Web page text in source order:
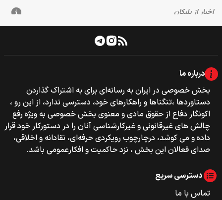
درباره ما
بخش خصوصی‌‌ در ایران به رسانه‌ای برای به اشتراک گذاردن
دستاوردها ،تنگناها و راهکارهای خود، دسترسی ندارد، از این رو ،
اکونگار دفاع از حقوق مادی و معنوی بخش خصوصی به ویژه رفع
چالش های غیرقانونی و غیرکارشناسی آنان را در دستورکار خود قرار
داده و می کوشد، درچارچوب رویکردی حرفه‌ای، نقادانه و اخلاقی،
صدای فعالان این بخش ، نزد حاکمیت و افکارعمومی باشد.
دسترسی سریع
تماس با ما